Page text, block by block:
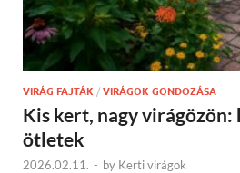
VIRÁG FAJTÁK / VIRÁGOK GONDOZÁSA
Kis kert, nagy
ötletek
2026.02.11. - by Kerti virágok